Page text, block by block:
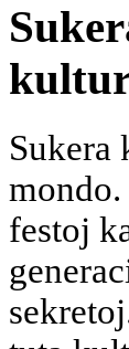
Sukera
festoj